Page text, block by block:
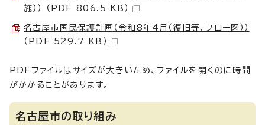
施）） （PDF 806.5 KB）
名古屋市国民保護計画（令和8年4月（復旧等、フロー図））
（PDF 529.7 KB）
PDFファイルはサイズが大きいため、ファイルを開くのに時間
がかかることがあります。
名古屋市の取り組み